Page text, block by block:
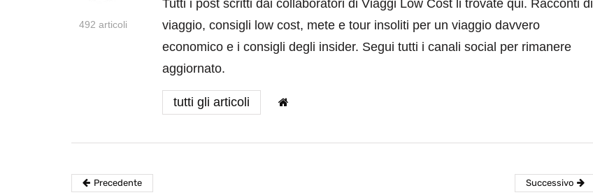
492 articoli
Tutti i post scritti dai collaboratori di Viaggi Low Cost li trovate qui. Racconti di
viaggio, consigli low cost, mete e tour insoliti per un viaggio davvero
economico e i consigli degli insider. Segui tutti i canali social per rimanere
aggiornato.
tutti gli articoli
Precedente Successivo